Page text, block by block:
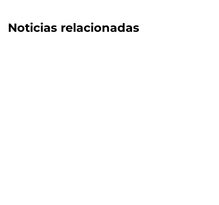
Noticias relacionadas